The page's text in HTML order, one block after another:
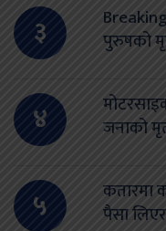
३
पुरुषको
४
जनाको
५
कतारमा
पैसा